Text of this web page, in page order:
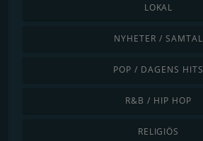
LOKAL
NYHETER / SAMTAL
POP / DAGENS HITS
R&B / HIP HOP
RELIGIÖS